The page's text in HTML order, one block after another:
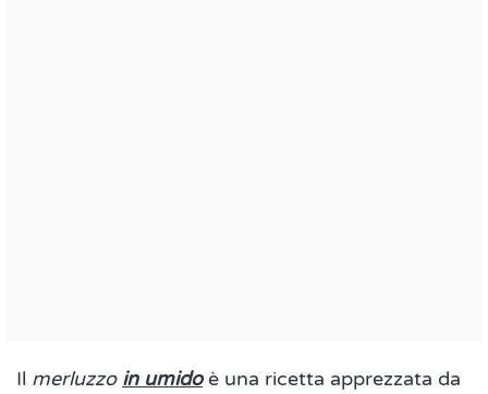
Il merluzzo in umidoè una ricetta apprezzata da